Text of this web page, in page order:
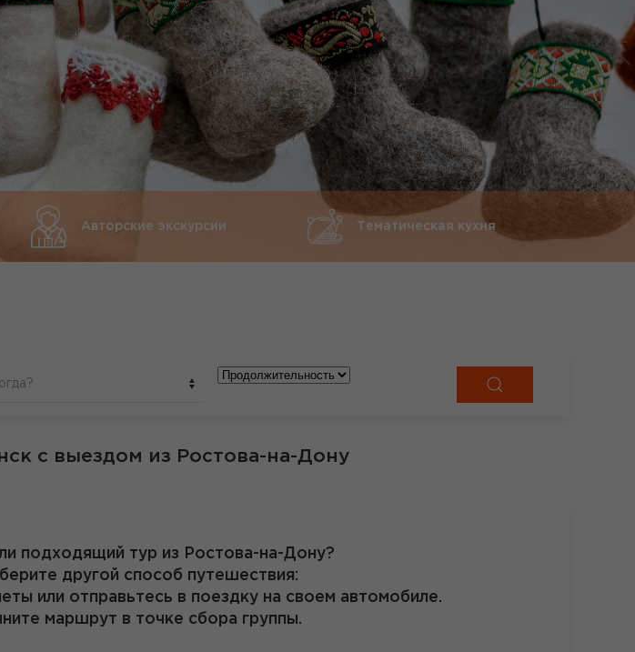
Авторские экскурсии Тематическая кухня
с выездом из Ростова-на-Дону
подходящий тур из Ростова-на-Дону?
другой способ путешествия:
или отправьтесь в поездку на своем автомобиле.
маршрут в точке сбора группы.